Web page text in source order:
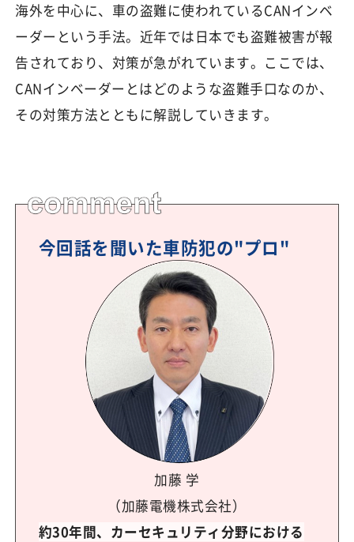
海外を中心に、車の盗難に使われているCANインベ
ーダーという手法。近年では日本でも盗難被害が報
告されており、対策が急がれています。ここでは、
CANインベーダーとはどのような盗難手口なのか、
その対策方法とともに解説していきます。
加藤 学
（加藤電機株式会社）
今回話を聞いた車防犯の"プロ"
約30年間、カーセキュリティ分野における